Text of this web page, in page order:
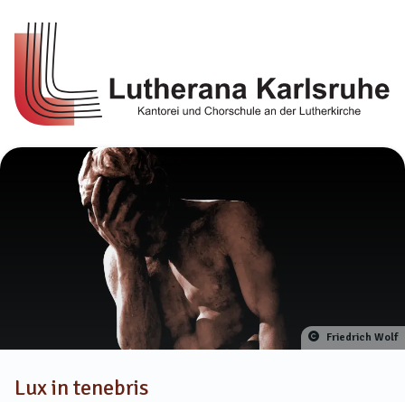
Friedrich Wolf
Lux in tenebris